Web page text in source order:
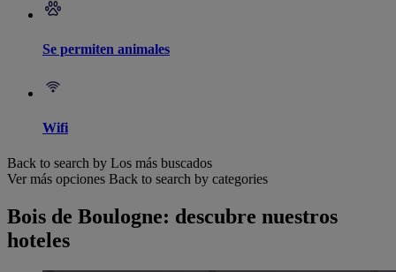
Se permiten animales
Wifi
Back to search by Los más buscados
Ver más opciones Back to search by categories
Bois de Boulogne: descubre nuestros
hoteles